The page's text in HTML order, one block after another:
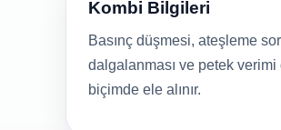
Kombi Bilgileri
Basınç düşmesi, ateşleme
dalgalanması ve petek verimi
biçimde ele alınır.